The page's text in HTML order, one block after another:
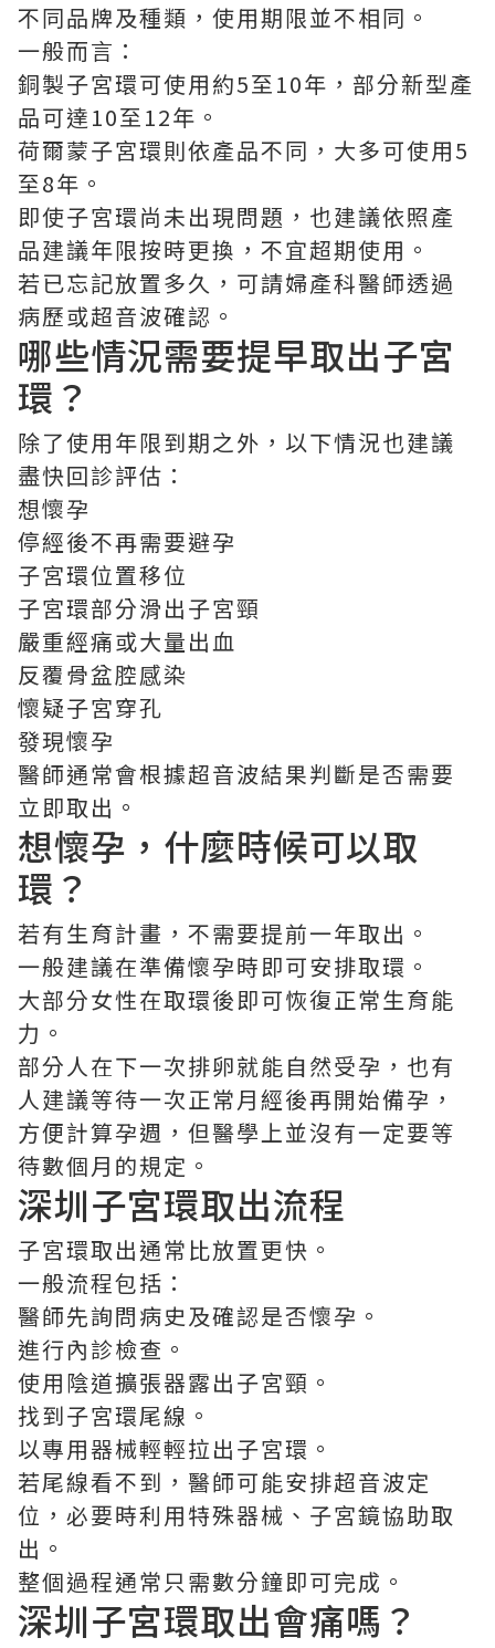
不同品牌及種類，使用期限並不相同。
一般而言：
銅製子宮環可使用約5至10年，部分新型產
品可達10至12年。
荷爾蒙子宮環則依產品不同，大多可使用5
至8年。
即使子宮環尚未出現問題，也建議依照產
品建議年限按時更換，不宜超期使用。
若已忘記放置多久，可請婦產科醫師透過
病歷或超音波確認。
哪些情況需要提早取出子宮
環？
除了使用年限到期之外，以下情況也建議
盡快回診評估：
想懷孕
停經後不再需要避孕
子宮環位置移位
子宮環部分滑出子宮頸
嚴重經痛或大量出血
反覆骨盆腔感染
懷疑子宮穿孔
發現懷孕
醫師通常會根據超音波結果判斷是否需要
立即取出。
想懷孕，什麼時候可以取
環？
若有生育計畫，不需要提前一年取出。
一般建議在準備懷孕時即可安排取環。
大部分女性在取環後即可恢復正常生育能
力。
部分人在下一次排卵就能自然受孕，也有
人建議等待一次正常月經後再開始備孕，
方便計算孕週，但醫學上並沒有一定要等
待數個月的規定。
深圳子宮環取出流程
子宮環取出通常比放置更快。
一般流程包括：
醫師先詢問病史及確認是否懷孕。
進行內診檢查。
使用陰道擴張器露出子宮頸。
找到子宮環尾線。
以專用器械輕輕拉出子宮環。
若尾線看不到，醫師可能安排超音波定
位，必要時利用特殊器械、子宮鏡協助取
出。
整個過程通常只需數分鐘即可完成。
深圳子宮環取出會痛嗎？